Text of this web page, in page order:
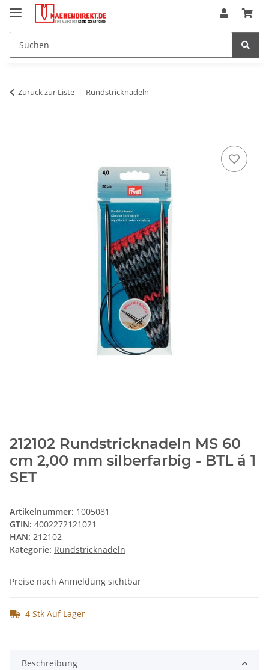
Zurück zur Liste Rundstricknadeln
212102 Rundstricknadeln MS 60
cm 2,00 mm silberfarbig - BTL á 1
SET
Artikelnummer: 1005081
GTIN: 4002272121021
HAN: 212102
Kategorie: Rundstricknadeln
Preise nach Anmeldung sichtbar
4 Stk Auf Lager
Beschreibung